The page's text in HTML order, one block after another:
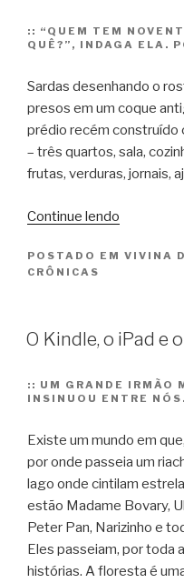
:: “QUEM TEM
QUÊ?”, INDAGA ELA.
Sardas desenhando o
presos em um coque
prédio recém construído
– três quartos, sala,
frutas, verduras, jornais,
Continue lendo
portaria”
POSTADO EM VIVINA
CRÔNICAS
O Kindle, o iPad e
:: UM GRANDE IRMÃO
INSINUOU ENTRE
Existe um mundo em
por onde passeia um
lago onde cintilam
estão Madame Bovary,
Peter Pan, Narizinho e
Eles passeiam, por toda
histórias. A floresta é